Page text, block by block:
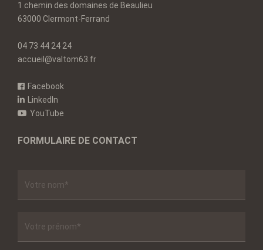
1 chemin des domaines de Beaulieu
63000 Clermont-Ferrand
04 73 44 24 24
accueil@valtom63.fr
Facebook
LinkedIn
YouTube
FORMULAIRE DE CONTACT